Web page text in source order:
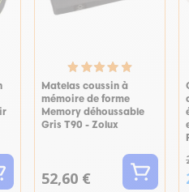
Matelas coussin à
mémoire de forme
Memory déhoussable
Gris T90 - Zolux
52,60 €